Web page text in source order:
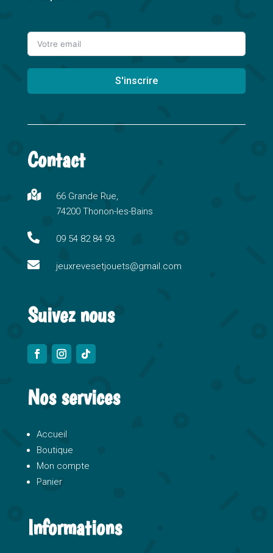
S'inscrire
l
e
n
a
i
e
Contact

66 Grande Rue,
74200 Thonon-les-Bains
 09 54 82 84 93
 jeuxrevesetjouets@gmail.com
Suivez nous
Nos services
Accueil
Boutique
Mon compte
Panier
Informations